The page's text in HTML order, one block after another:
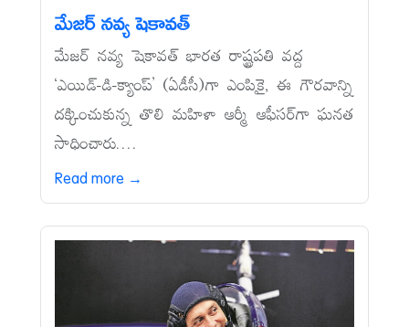
మేజర్‌ నవ్య షెకావత్‌
మేజర్‌ నవ్య షెకావత్‌ భారత రాష్ట్రపతి వద్ద
‘ఎయిడ్‌-డి-క్యాంప్‌’ (ఏడీసీ)గా ఎంపికై, ఈ గౌరవాన్ని
దక్కించుకున్న తొలి మహిళా ఆర్మీ ఆఫీసర్‌గా ఘనత
సాధించారు....
Read more →